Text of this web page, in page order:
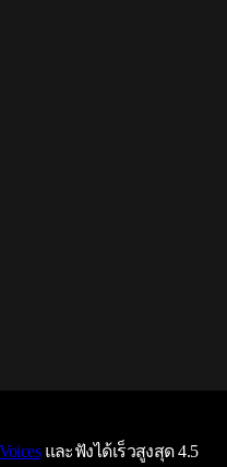
และฟังได้เร็วสูงสุด 4.5